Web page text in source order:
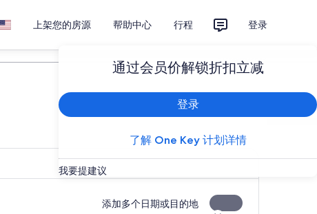
上架您的房源 帮助中心 行程 登录
通过会员价解锁折扣立减
登录
了解 One Key 计划详情
我要提建议
添加多个日期或目的地